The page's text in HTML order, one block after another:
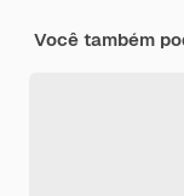
Você também